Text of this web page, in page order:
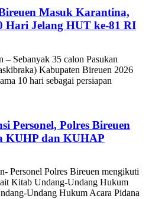
Masuk Karantina,
Hari Jelang HUT ke-81 RI
Sebanyak 35 calon Pasukan
Kabupaten Bireuen 2026
10 hari sebagai persiapan
Personel, Polres Bireuen
KUHP dan KUHAP
Polres Bireuen mengikuti
Kitab Undang-Undang Hukum
Undang Hukum Acara Pidana